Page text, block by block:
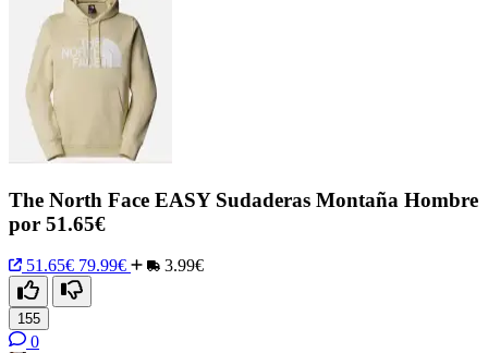
The North Face EASY Sudaderas Montaña Hombre
por 51.65€
51.65€ 79.99€ 3.99€
155
0